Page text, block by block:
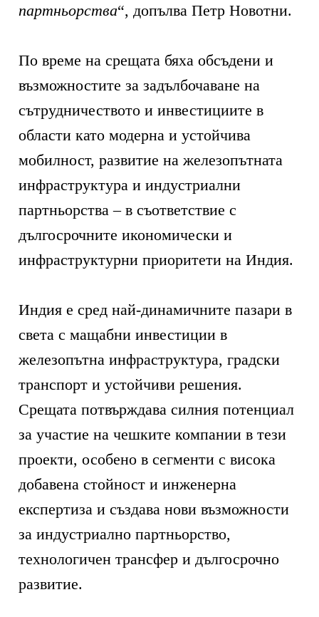
партньорства“, допълва Петр Новотни.
По време на срещата бяха обсъдени и
възможностите за задълбочаване на
сътрудничеството и инвестициите в
области като модерна и устойчива
мобилност, развитие на железопътната
инфраструктура и индустриални
партньорства – в съответствие с
дългосрочните икономически и
инфраструктурни приоритети на Индия.
Индия е сред най-динамичните пазари в
света с мащабни инвестиции в
железопътна инфраструктура, градски
транспорт и устойчиви решения.
Срещата потвърждава силния потенциал
за участие на чешките компании в тези
проекти, особено в сегменти с висока
добавена стойност и инженерна
експертиза и създава нови възможности
за индустриално партньорство,
технологичен трансфер и дългосрочно
развитие.